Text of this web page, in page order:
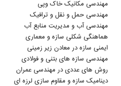
مهندسی مکانیک خاک وپی
مهندسی حمل و نقل و ترافیک
مهندسی آب و مدیریت منابع آب
هماهنگی شکلی سازه و معماری
ایمنی سازه در معادن زیر زمینی
مهندسی سازه های بتنی و فولادی
روش های عددی در مهندسی عمران
دینامیک سازه و مقاوم سازی لرزه ای